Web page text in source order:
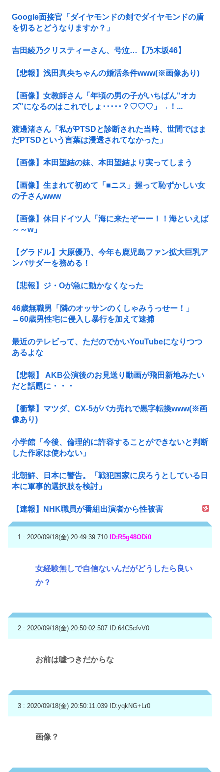
Google面接官「ダイヤモンドの剣でダイヤモンドの盾
を切るとどうなりますか？」
吉田綾乃クリスティーさん、号泣…【乃木坂46】
【悲報】浅田真央ちゃんの婚活条件www(※画像あり)
【画像】女教師さん「年頃の男の子がいちばん"オカ
ズ"になるのはこれでしょ･････？♡♡♡」→！...
渡邊渚さん「私がPTSDと診断された当時、世間ではま
だPTSDという言葉は浸透されてなかった」
【画像】本田望結の妹、本田望結より実ってしまう
【画像】生まれて初めて「■ニス」握って恥ずかしい女
の子さんwww
【画像】休日ドイツ人「海に来たぞーー！！海といえば
～～w」
【グラドル】大原優乃、今年も鹿児島ファン拡大巨乳ア
ンバサダーを務める！
【悲報】ジ・Oが急に動かなくなった
46歳無職男「隣のオッサンのくしゃみうっせー！」
→60歳男性宅に侵入し暴行を加えて逮捕
最近のテレビって、ただのでかいYouTubeになりつつ
あるよな
【悲報】 AKB公演後のお見送り動画が飛田新地みたい
だと話題に・・・
【衝撃】マツダ、CX-5がバカ売れで黒字転換www(※画
像あり)
小学館「今後、倫理的に許容することができないと判断
した作家は使わない」
北朝鮮、日本に警告。「戦犯国家に戻ろうとしている日
本に軍事的選択肢を検討」
【速報】NHK職員が番組出演者から性被害
1 : 2020/09/18(金) 20:49:39.710 ID:R5g48ODi0
女経験無しで自信ないんだがどうしたら良い
か？
2 : 2020/09/18(金) 20:50:02.507 ID:64C5cfvV0
お前は嘘つきだからな
3 : 2020/09/18(金) 20:50:11.039 ID:yqkNG+Lr0
画像？